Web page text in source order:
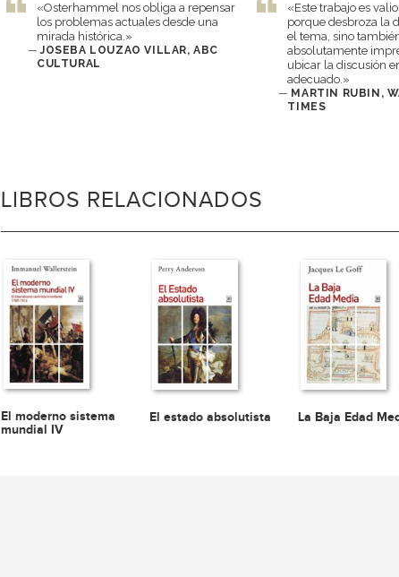
«Osterhammel nos obliga a repensar
los problemas actuales desde una
mirada histórica.»
— JOSEBA LOUZAO VILLAR, ABC
CULTURAL
«Este trabajo es
porque desbroza la
el tema, sino
absolutamente
ubicar la discusión
adecuado.»
— MARTIN RUBIN,
TIMES
LIBROS RELACIONADOS
El moderno sistema
mundial IV
El estado absolutista La Baja Edad